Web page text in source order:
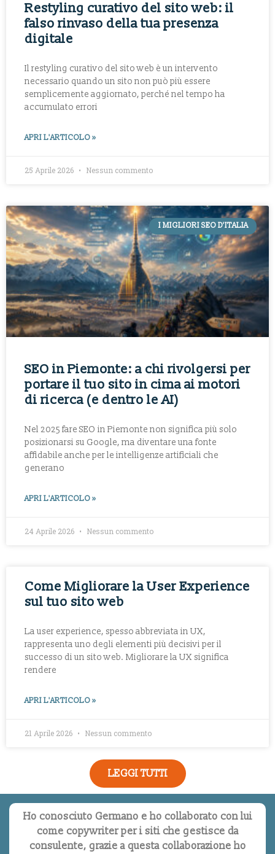
Restyling curativo del sito web: il
falso rinvaso della tua presenza
digitale
Il restyling curativo del sito web è un intervento
necessario quando un sito non può più essere
semplicemente aggiornato, perché nel tempo ha
accumulato errori
APRI L'ARTICOLO »
25 Aprile 2026 Nessun commento
I MIGLIORI SEO D'ITALIA
SEO in Piemonte: a chi rivolgersi per
portare il tuo sito in cima ai motori
di ricerca (e dentro le AI)
Nel 2025 fare SEO in Piemonte non significa più solo
posizionarsi su Google, ma diventare una fonte
affidabile anche per le intelligenze artificiali che
generano
APRI L'ARTICOLO »
24 Aprile 2026 Nessun commento
Come Migliorare la User Experience
sul tuo sito web
La user experience, spesso abbreviata in UX,
rappresenta uno degli elementi più decisivi per il
successo di un sito web. Migliorare la UX significa
rendere
APRI L'ARTICOLO »
21 Aprile 2026 Nessun commento
LEGGI TUTTI
Ho conosciuto Germano e ho collaborato con lui
come copywriter per i siti che gestisce da
consulente, grazie a questa collaborazione ho